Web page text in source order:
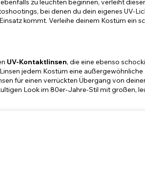
zu leuchten beginnen, verleiht
bei denen du dein eigenes UV-
kommt. Verleihe deinem Kostüm ein
UV-Kontaktlinsen, die eine ebenso
jedem Kostüm eine
für einen verrückten Übergang von
Look im 80er-Jahre-Stil mit großen,